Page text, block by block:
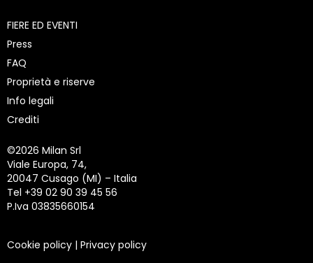
FIERE ED EVENTI
Press
FAQ
Proprietà e riserve
Info legali
Crediti
©2026 Milan Srl
Viale Europa, 74,
20047 Cusago (MI) – Italia
Tel +39 02 90 39 45 56
P.Iva 03835660154
Cookie policy | Privacy policy